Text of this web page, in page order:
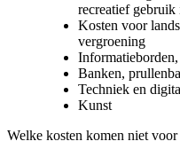
recreatief gebruik
Kosten voor
vergroening
Banken,
Techniek en
Kunst
Welke kosten komen niet